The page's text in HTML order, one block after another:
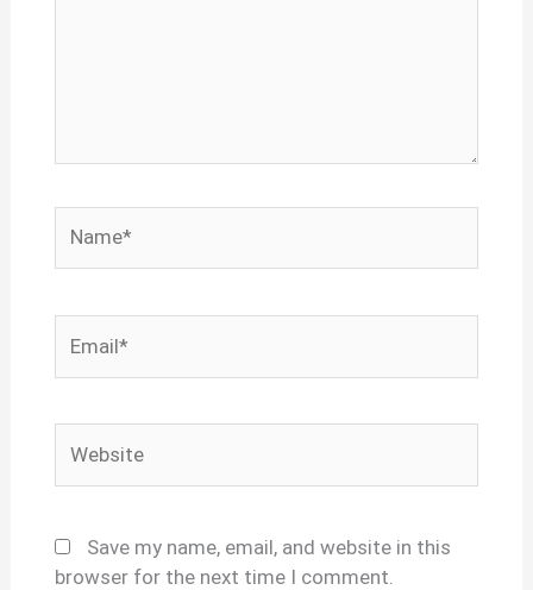
Save my name, email, and website in this
browser for the next time I comment.